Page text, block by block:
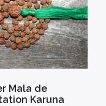
Mala de
Karuna